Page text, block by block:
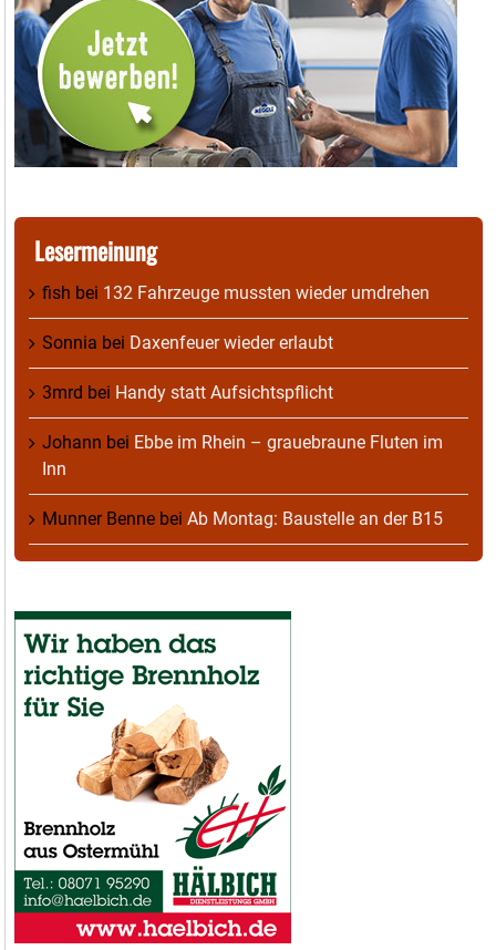
Lesermeinung
fish bei 132 Fahrzeuge mussten wieder umdrehen
Sonnia bei Daxenfeuer wieder erlaubt
3mrd bei Handy statt Aufsichtspflicht
Johann bei Ebbe im Rhein – grauebraune Fluten im
Inn
Munner Benne bei Ab Montag: Baustelle an der B15